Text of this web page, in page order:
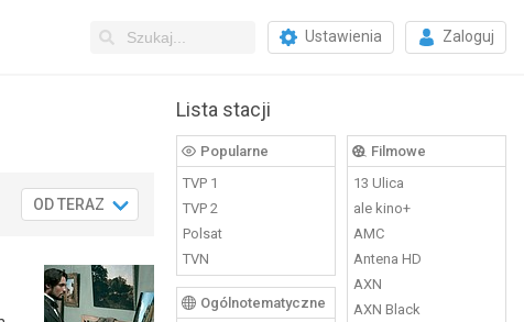
Ustawienia Zaloguj
Lista stacji
Popularne
TVP 1
TVP 2
Polsat
TVN
Ogólnotematyczne
Filmowe
13 Ulica
ale kino+
AMC
Antena HD
AXN
AXN Black
OD TERAZ
14.08 So Pn 17.08